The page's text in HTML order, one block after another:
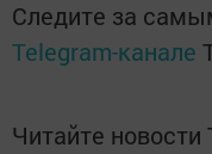
Следите за
Telegram-канале
Читайте новости